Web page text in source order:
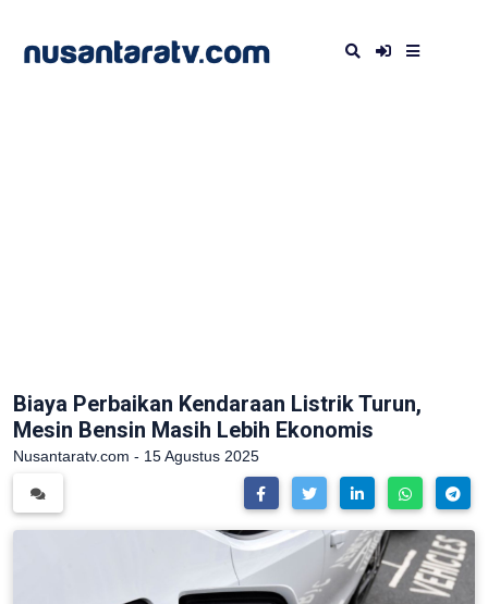
Biaya Perbaikan Kendaraan Listrik Turun,
Mesin Bensin Masih Lebih Ekonomis
Nusantaratv.com - 15 Agustus 2025